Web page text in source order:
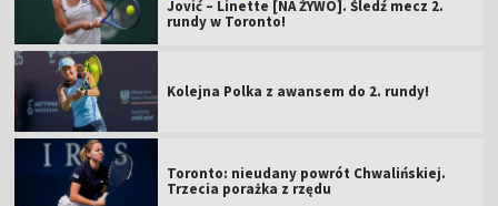
Jović – Linette [NA ŻYWO]. Śledź mecz 2.
rundy w Toronto!
Kolejna Polka z awansem do 2. rundy!
Toronto: nieudany powrót Chwalińskiej.
Trzecia porażka z rzędu